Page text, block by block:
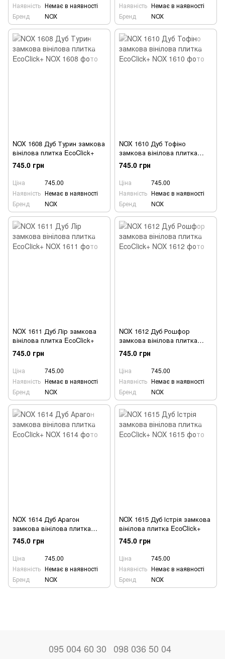
Наявність Немає в наявності
Бренд
NOX
Наявність Немає в наявності
Бренд
NOX
NOX 1608 Дуб Турин замкова
вінілова плитка EcoClick+
745.0 грн
Ціна
745.00
Наявність Немає в наявності
Бренд
NOX
NOX 1610 Дуб Тофіно
замкова вінілова плитка
EcoClick+
745.0 грн
Ціна
745.00
Наявність Немає в наявності
Бренд
NOX
NOX 1611 Дуб Лір замкова
вінілова плитка EcoClick+
745.0 грн
Ціна
745.00
Наявність Немає в наявності
Бренд
NOX
NOX 1612 Дуб Рошфор
замкова вінілова плитка
EcoClick+
745.0 грн
Ціна
745.00
Наявність Немає в наявності
Бренд
NOX
NOX 1614 Дуб Арагон
замкова вінілова плитка
EcoClick+
745.0 грн
Ціна
745.00
Наявність Немає в наявності
Бренд
NOX
NOX 1615 Дуб Істрія замкова
вінілова плитка EcoClick+
745.0 грн
Ціна
745.00
Наявність Немає в наявності
Бренд
NOX
095 004 60 30 098 036 50 04